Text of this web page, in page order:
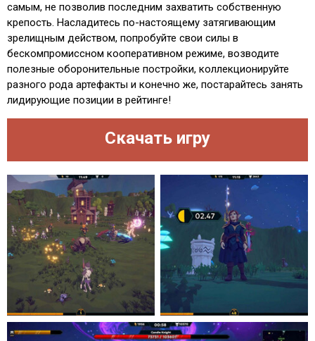
самым, не позволив последним захватить собственную
крепость. Насладитесь по-настоящему затягивающим
зрелищным действом, попробуйте свои силы в
бескомпромиссном кооперативном режиме, возводите
полезные оборонительные постройки, коллекционируйте
разного рода артефакты и конечно же, постарайтесь занять
лидирующие позиции в рейтинге!
Скачать игру